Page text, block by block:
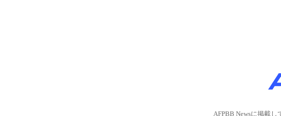
AFPBB Newsに掲載